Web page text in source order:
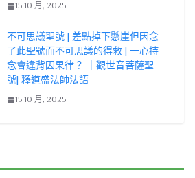
15 10 月, 2025
不可思議聖號 | 差點掉下懸崖但因念
了此聖號而不可思議的得救 | 一心持
念會違背因果律？ ｜觀世音菩薩聖
號| 釋道盛法師法語
15 10 月, 2025